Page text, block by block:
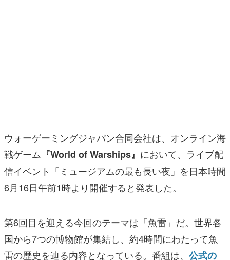
その他
電ファミニコゲーマーとは？
運営：株式会社マレ
ウォーゲーミングジャパン合同会社は、オンライン海
戦ゲーム 『World of Warships』 において、ライブ配
信イベント「ミュージアムの最も長い夜」を日本時間
6月16日午前1時より開催すると発表した。
第6回目を迎える今回のテーマは「魚雷」だ。世界各
国から7つの博物館が集結し、約4時間にわたって魚
雷の歴史を辿る内容となっている。番組は、 公式の